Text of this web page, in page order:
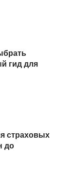
гид для
страховых
до